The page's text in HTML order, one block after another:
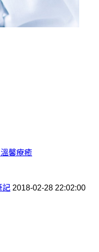
馨療癒
記 2018-02-28 22:02:00